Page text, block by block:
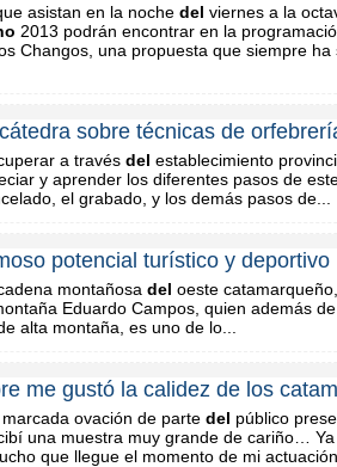
asistan en la noche del viernes a la
2013 podrán encontrar en la
Changos, una propuesta que siempre
sobre técnicas de
a través del establecimiento
y aprender los diferentes pasos de
el grabado, y los demás pasos de...
potencial turístico y deportivo
montañosa del oeste
Eduardo Campos, quien además
alta montaña, es uno de lo...
me gustó la calidez de los
marcada ovación de parte del público
una muestra muy grande de cariño…
que llegue el momento de mi